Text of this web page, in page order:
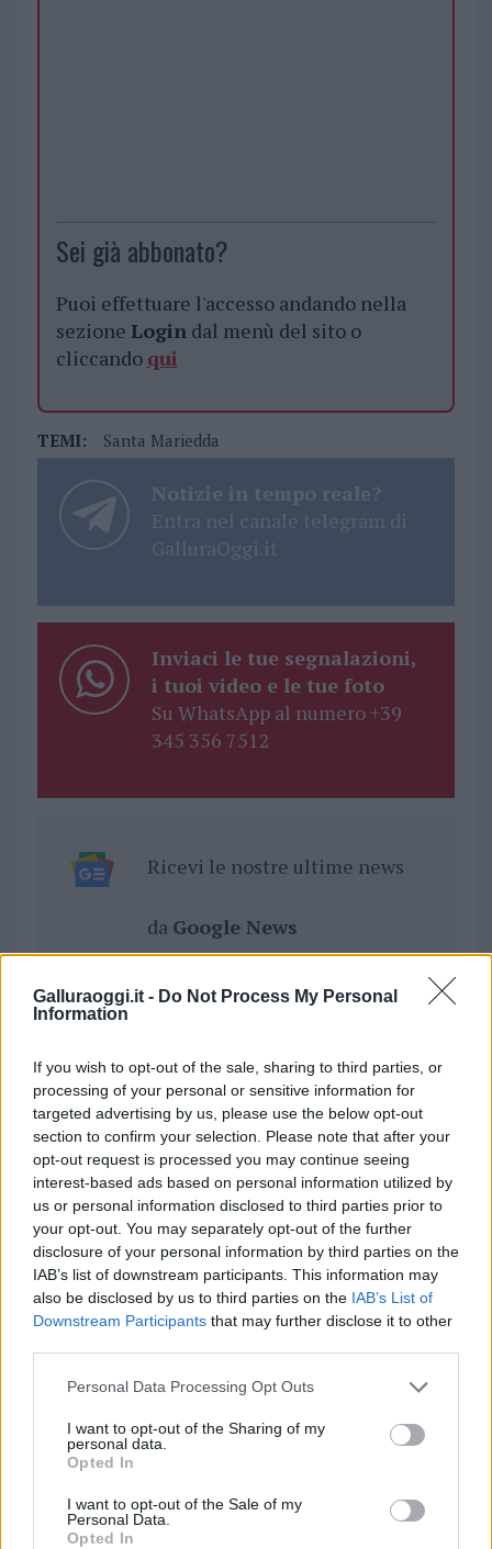
Galluraoggi.it - Do Not Process My Personal
Information
If you wish to opt-out of the sale, sharing to third parties, or
processing of your personal or sensitive information for
targeted advertising by us, please use the below opt-out
section to confirm your selection. Please note that after your
opt-out request is processed you may continue seeing
interest-based ads based on personal information utilized by
us or personal information disclosed to third parties prior to
your opt-out. You may separately opt-out of the further
disclosure of your personal information by third parties on the
IAB’s list of downstream participants. This information may
also be disclosed by us to third parties on the IAB’s List of
Downstream Participants that may further disclose it to other
Please note that this website/app uses one or more Google
not limited to your visit or usage behaviour. You may click to
grant or deny consent to Google and its third-party tags to
use your data for below specified purposes in below Google
consent section.
Personal Data Processing Opt Outs
I want to opt-out of the Sharing of my
personal data.
Opted In
I want to opt-out of the Sale of my
Personal Data.
Opted In
Sei già abbonato?
Puoi effettuare l'accesso andando nella
sezione Logindal menù del sito o
cliccando qui
TEMI: Santa Mariedda
Notizie in tempo reale?
Entra nel canale telegram di
GalluraOggi.it
Inviaci le tue segnalazioni,
i tuoi video e le tue foto
Su WhatsApp al numero +39
345 356 7512
Ricevi le nostre ultime news
da Google News
Condividi l'articolo
F
a
ce
b
o
o
k
T
w
it
te
r
Pi
n
te
re
st
W
h
at
s
A
p
p
S
h
a
re
Articolo precedente
Prossimo articolo
NOTIZIE RECENTI
Scontro Misericordia-Comune: Oltre le Bocche
attacca la sindaca
interviene: “Amo De Andrè che democrazia è?”
Porto Taverna, strage di pesci nello stagno:
scattano le prime bonifiche